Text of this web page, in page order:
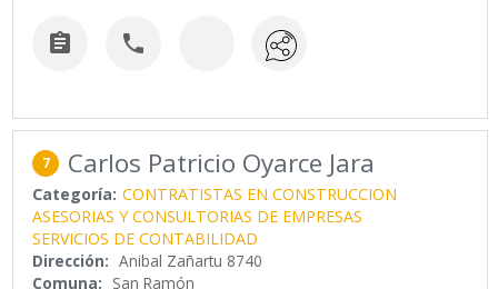
 
7 Carlos Patricio Oyarce Jara
Categoría: CONTRATISTAS EN CONSTRUCCION
ASESORIAS Y CONSULTORIAS DE EMPRESAS
SERVICIOS DE CONTABILIDAD
Dirección: Anibal Zañartu 8740
Comuna: San Ramón